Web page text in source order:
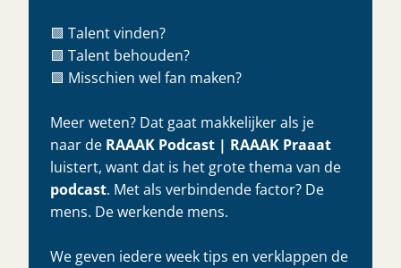
🟩 Talent vinden?
🟩 Talent behouden?
🟩 Misschien wel fan maken?
Meer weten? Dat gaat makkelijker als je
naar de RAAAK Podcast | RAAAK Praaat
luistert, want dat is het grote thema van de
podcast. Met als verbindende factor? De
mens. De werkende mens.
We geven iedere week tips en verklappen de